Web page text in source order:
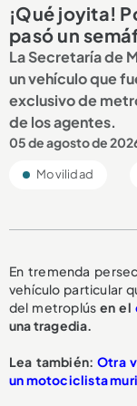
¡Qué joyita!
pasó un
La Secretaría de
un vehículo que
exclusivo de
de los agentes.
05 de agosto de
Movilidad
En tremenda
vehículo particular
del metroplúsen el
una tragedia.
Lea también: Otra
un motociclista